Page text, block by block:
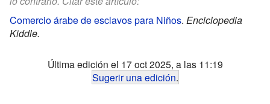
Comercio árabe de esclavos para Niños. Enciclopedia
Kiddle.
Última edición el 17 oct 2025, a las 11:19
Sugerir una edición.